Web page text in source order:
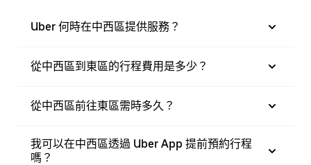
Uber 何時在中西區提供服務？
從中西區到東區的行程費用是多少？
從中西區前往東區需時多久？
我可以在中西區透過 Uber App 提前預約行程
嗎？